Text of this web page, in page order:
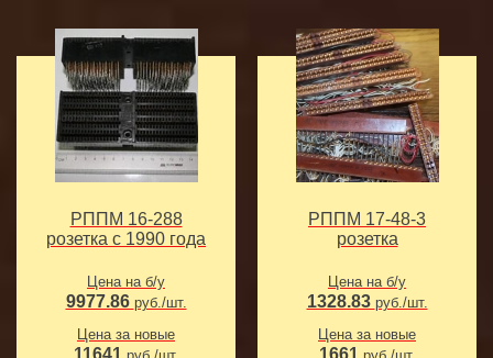
РППМ 16-288
розетка с 1990 года
Цена на б/у
9977.86 руб./шт.
Цена за новые
РППМ 17-48-3
розетка
Цена на б/у
1328.83 руб./шт.
Цена за новые